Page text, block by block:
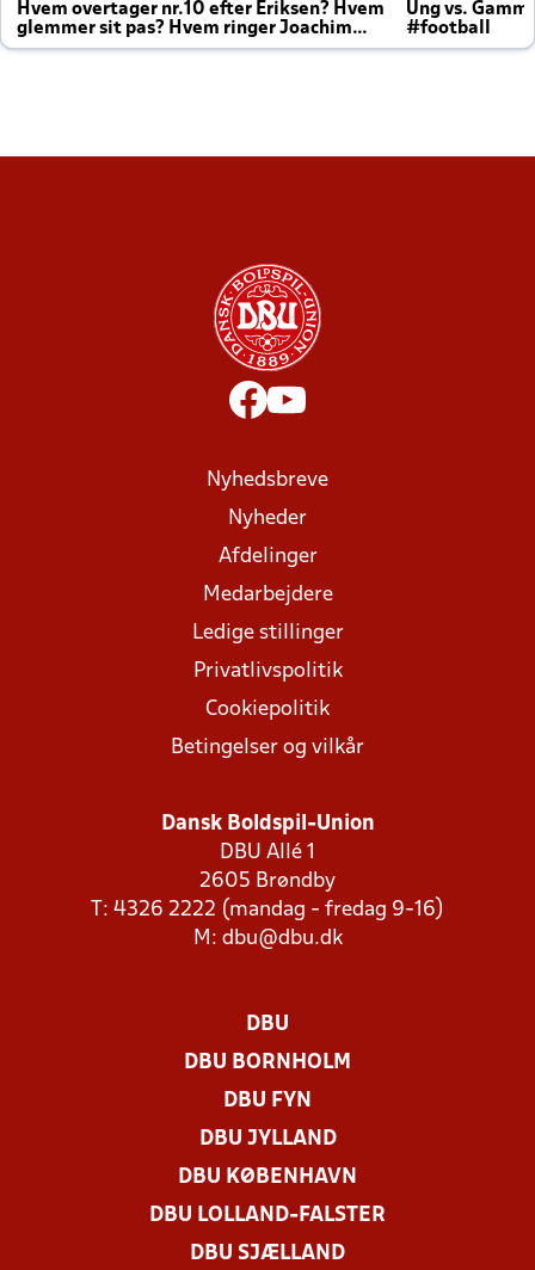
Hvem overtager nr.10 efter Eriksen? Hvem
glemmer sit pas? Hvem ringer Joachim
altid til efter kampe?
Ung vs.
#football
Nyhedsbreve
Nyheder
Afdelinger
Medarbejdere
Ledige stillinger
Privatlivspolitik
Cookiepolitik
Betingelser og vilkår
Dansk Boldspil-Union
DBU Allé 1
2605 Brøndby
T: 4326 2222 (mandag - fredag 9-16)
M: dbu@dbu.dk
DBU
DBU BORNHOLM
DBU FYN
DBU JYLLAND
DBU KØBENHAVN
DBU LOLLAND-FALSTER
DBU SJÆLLAND